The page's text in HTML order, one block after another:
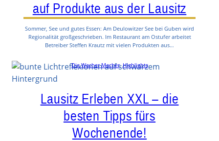
auf Produkte aus der Lausitz
Sommer, See und gutes Essen: Am Deulowitzer See bei Guben wird
Regionalität großgeschrieben. Im Restaurant am Ostufer arbeitet
Betreiber Steffen Krautz mit vielen Produkten aus…
Die Wacher Macher, Highlights
Lausitz Erleben XXL – die
besten Tipps fürs
Wochenende!